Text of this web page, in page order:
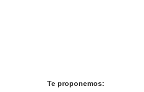
Te proponemos: